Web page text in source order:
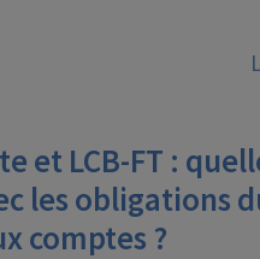
et LCB-FT :
les obligations
comptes ?